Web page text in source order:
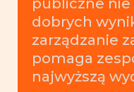
publiczne
dobrych
zarządzanie
pomaga
najwyższą